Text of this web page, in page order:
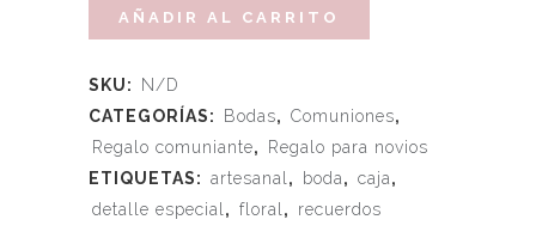
AÑADIR AL CARRITO
SKU:
N/D
CATEGORÍAS:
Bodas, Comuniones,
Regalo comuniante,
Regalo para novios
ETIQUETAS: artesanal , boda, caja,
detalle especial , floral , recuerdos